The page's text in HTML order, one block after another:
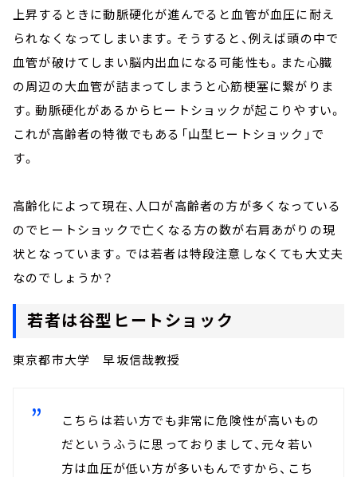
上昇するときに動脈硬化が進んでると血管が血圧に耐え
られなくなってしまいます。そうすると、例えば頭の中で
血管が破けてしまい脳内出血になる可能性も。また心臓
の周辺の大血管が詰まってしまうと心筋梗塞に繋がりま
す。動脈硬化があるからヒートショックが起こりやすい。
これが高齢者の特徴でもある「山型ヒートショック」で
す。
高齢化によって現在、人口が高齢者の方が多くなっている
のでヒートショックで亡くなる方の数が右肩あがりの現
状となっています。では若者は特段注意しなくても大丈夫
なのでしょうか？
若者は谷型ヒートショック
東京都市大学 早坂信哉教授
こちらは若い方でも非常に危険性が高いもの
だというふうに思っておりまして、元々若い
方は血圧が低い方が多いもんですから、こち